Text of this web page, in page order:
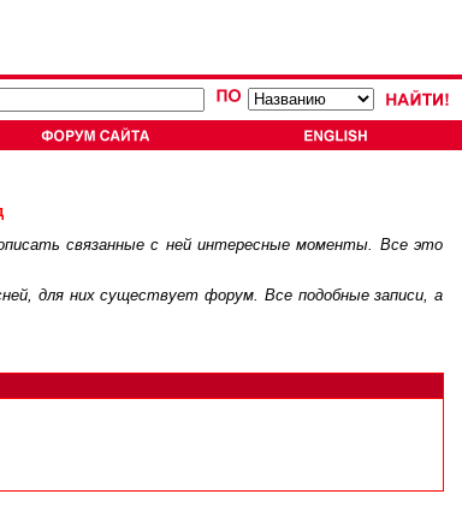
связанные с ней интересные моменты. Все это
для них существует форум. Все подобные записи, а